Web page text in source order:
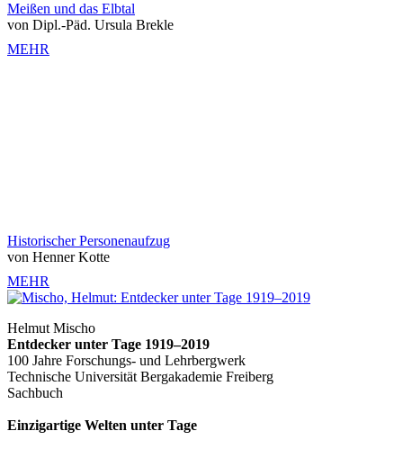
Meißen und das Elbtal
von Dipl.-Päd. Ursula Brekle
MEHR
Historischer Personenaufzug
von Henner Kotte
MEHR
Helmut Mischo
Entdecker unter Tage 1919–2019
100 Jahre Forschungs- und Lehrbergwerk
Technische Universität Bergakademie Freiberg
Sachbuch
Einzigartige Welten unter Tage